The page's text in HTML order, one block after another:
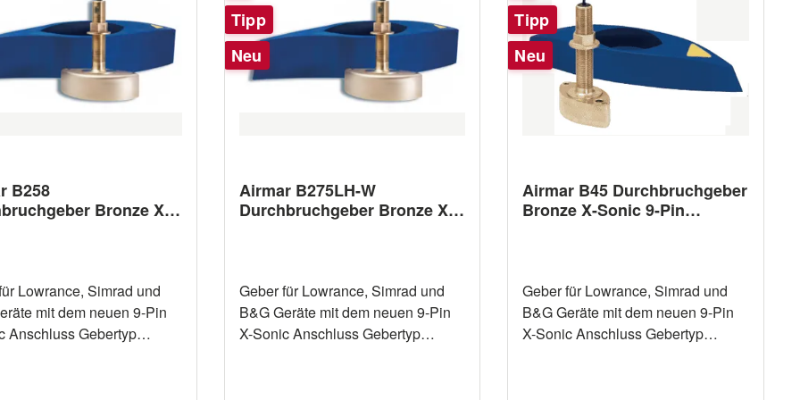
B258
Bronze X-
Lowrance, Simrad und
mit dem neuen 9-Pin
Gebertyp
Tipp
Neu
Airmar B275LH-W
Durchbruchgeber Bronze X-
Geber für Lowrance, Simrad und
B&G Geräte mit dem neuen 9-Pin
X-Sonic Anschluss Gebertyp
Tipp
Neu
Airmar B45 Durchbruchgeber
Bronze X-Sonic 9-Pin
Geber für Lowrance, Simrad und
B&G Geräte mit dem neuen 9-Pin
X-Sonic Anschluss Gebertyp